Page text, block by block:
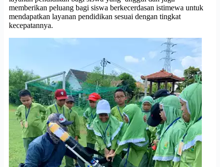
memberikan peluang bagi siswa berkecerdasan istimewa untuk
mendapatkan layanan pendidikan sesuai dengan tingkat
kecepatannya.